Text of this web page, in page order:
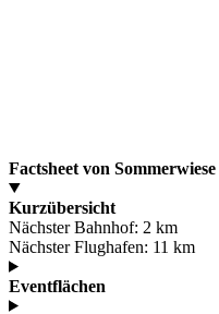
Factsheet von
Kurzübersicht
Nächster Bahnhof: 2 km
Nächster Flughafen: 11 km
Eventflächen